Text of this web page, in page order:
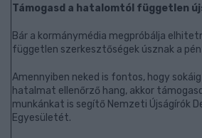
Támogasd a hatalomtól független
Bár a kormánymédia megpróbálja
független szerkesztőségek úsznak a
Amennyiben neked is fontos, hogy
hatalmat ellenőrző hang, akkor
munkánkat is segítő Nemzeti Újságírók
Egyesületét.